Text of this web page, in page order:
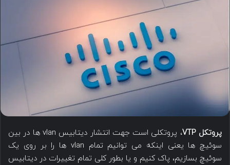
پروتکل VTP
، پروتکلی است جهت انتشار دیتابیس vlan ها در بین
سوئیچ ها یعنی اینکه می توانیم تمام vlan ها را بر روی یک
سوئیچ بسازیم، پاک کنیم و یا بطور کلی تمام تغییرات در دیتابیس